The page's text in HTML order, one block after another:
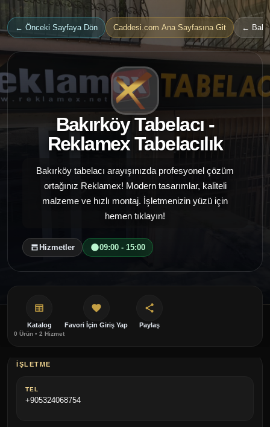
← Önceki Sayfaya Dön Caddesi.com Ana Sayfasına Git ←
Bakırköy Tabelacı -
Reklamex Tabelacılık
Bakırköy tabelacı arayışınızda profesyonel çözüm
ortağınız Reklamex! Modern tasarımlar, kaliteli
malzeme ve hızlı montaj. İşletmenizin yüzü için
hemen tıklayın!
Hizmetler 09:00 - 15:00
Katalog
0 Ürün • 2 Hizmet
Favori İçin Giriş Yap Paylaş
İŞLETME
TEL
+905324068754